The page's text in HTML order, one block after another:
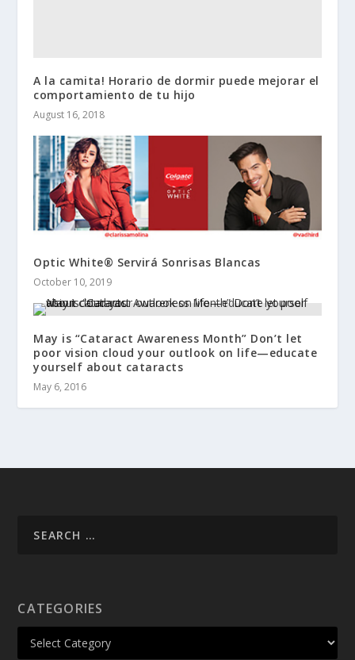
A la camita! Horario de dormir puede mejorar el
comportamiento de tu hijo
August 16, 2018
Optic White® Servirá Sonrisas Blancas
October 10, 2019
May is “Cataract Awareness Month” Don’t let
poor vision cloud your outlook on life—educate
yourself about cataracts
May 6, 2016
CATEGORIES